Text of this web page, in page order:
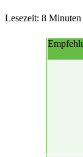
Lesezeit: 8 Minuten